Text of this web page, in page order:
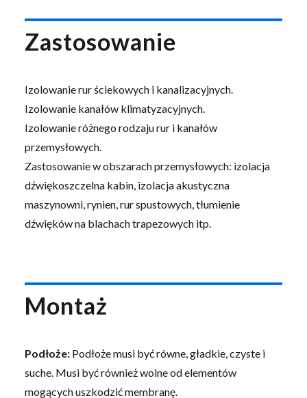
Zastosowanie
Izolowanie rur ściekowych i kanalizacyjnych.
Izolowanie kanałów klimatyzacyjnych.
Izolowanie różnego rodzaju rur i kanałów
przemysłowych.
Zastosowanie w obszarach przemysłowych: izolacja
dźwiękoszczelna kabin, izolacja akustyczna
maszynowni, rynien, rur spustowych, tłumienie
dźwięków na blachach trapezowych itp.
Montaż
Podłoże: Podłoże musi być równe, gładkie, czyste i
suche. Musi być również wolne od elementów
mogących uszkodzić membranę.